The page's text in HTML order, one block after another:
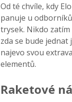
Od té chvíle, kdy
panuje u
trysek. Nikdo zatím
zda se bude jednat
najevo svou
elementů.
Raketové